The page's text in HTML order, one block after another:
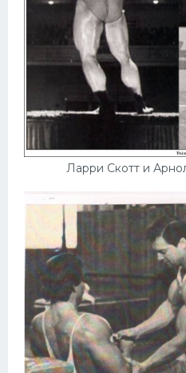
Ларри Скотт и